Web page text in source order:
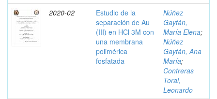
2020-02
Estudio de la
separación de Au
(III) en HCl 3M con
una membrana
polimérica
fosfatada
Núñez
Gaytán,
María Elena;
Núñez
Gaytán, Ana
María;
Contreras
Toral,
Leonardo